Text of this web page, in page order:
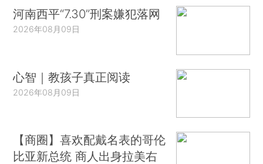
河南西平“7.30”刑案嫌犯落网
2026年08月09日
心智｜教孩子真正阅读
2026年08月09日
【商圈】喜欢配戴名表的哥伦
比亚新总统 商人出身拉美右